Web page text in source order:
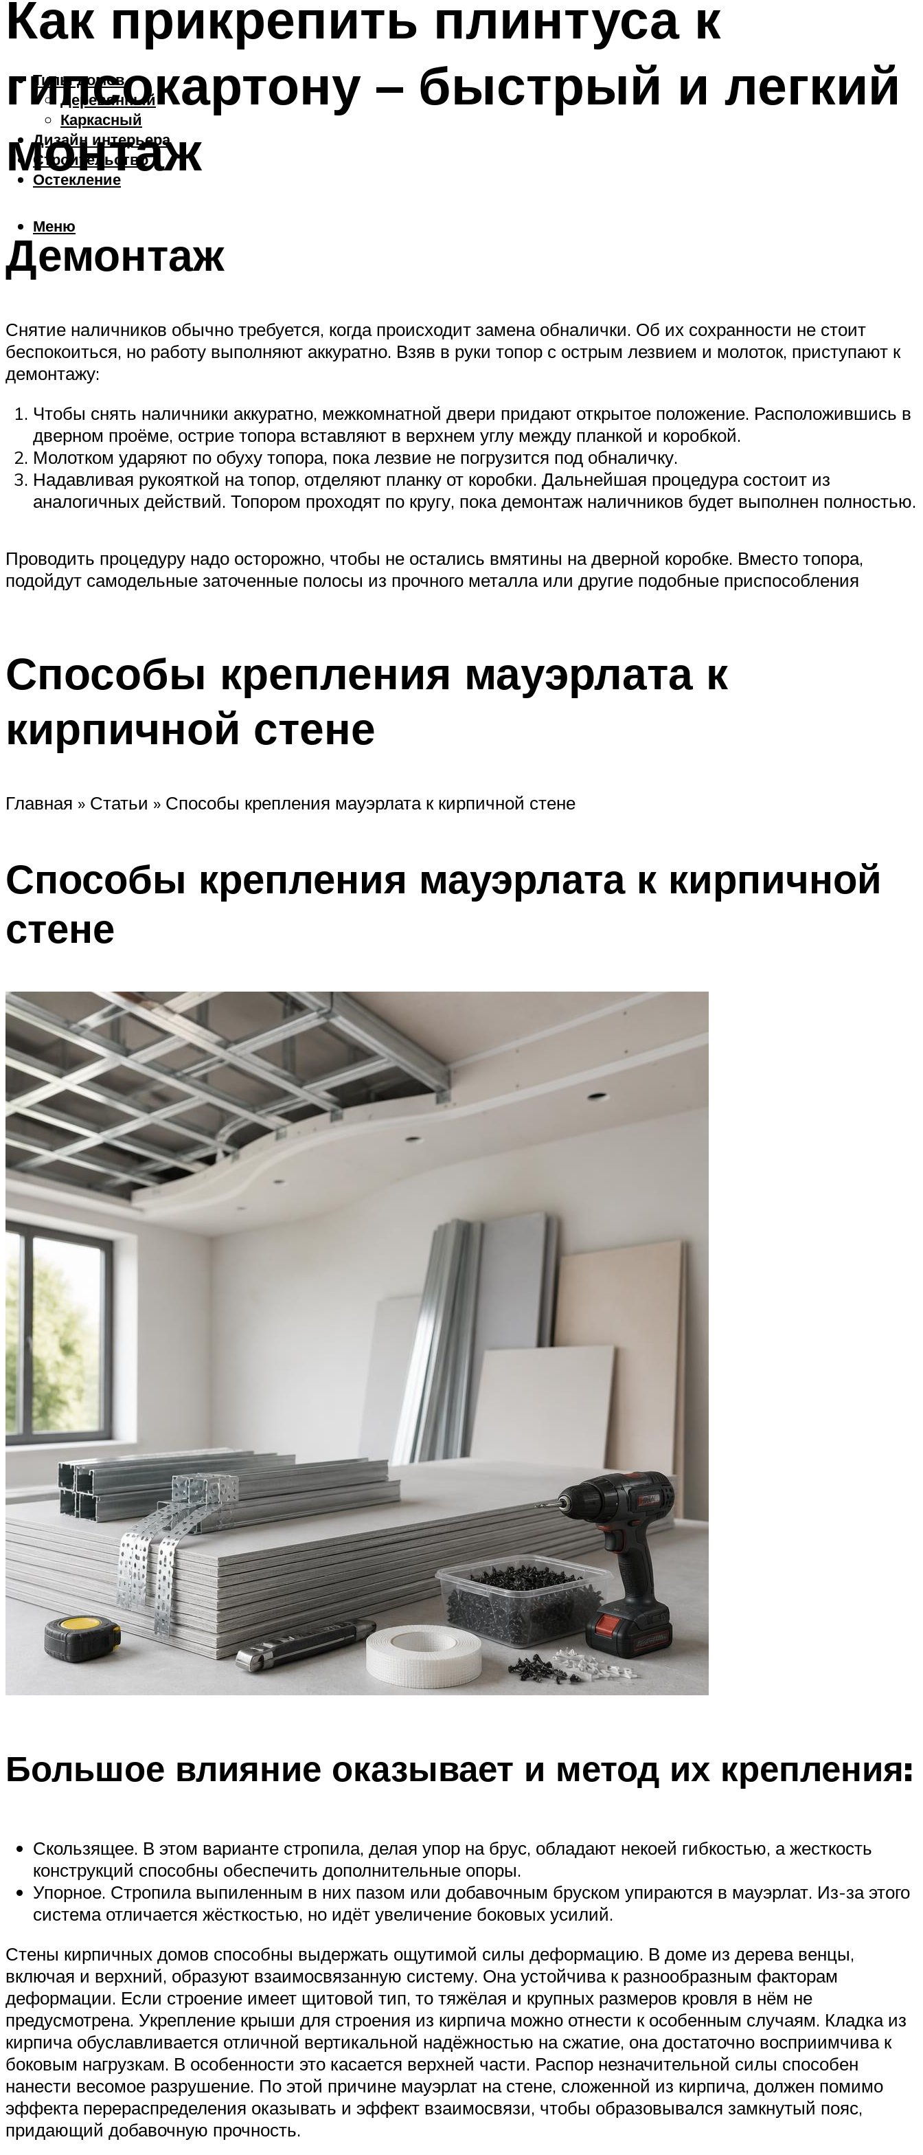
Типы домов
Деревянный
Каркасный
Дизайн интерьера
Строительство
Остекление
Меню
Как прикрепить плинтуса к
гипсокартону – быстрый и легкий
монтаж
Демонтаж
Снятие наличников обычно требуется, когда происходит замена обналички. Об их сохранности не стоит
беспокоиться, но работу выполняют аккуратно. Взяв в руки топор с острым лезвием и молоток, приступают к
демонтажу:
Чтобы снять наличники аккуратно, межкомнатной двери придают открытое положение. Расположившись в
дверном проёме, острие топора вставляют в верхнем углу между планкой и коробкой.
Молотком ударяют по обуху топора, пока лезвие не погрузится под обналичку.
Надавливая рукояткой на топор, отделяют планку от коробки. Дальнейшая процедура состоит из
аналогичных действий. Топором проходят по кругу, пока демонтаж наличников будет выполнен полностью.
Проводить процедуру надо осторожно, чтобы не остались вмятины на дверной коробке. Вместо топора,
подойдут самодельные заточенные полосы из прочного металла или другие подобные приспособления
Способы крепления мауэрлата к
кирпичной стене
Главная » Статьи » Способы крепления мауэрлата к кирпичной стене
Способы крепления мауэрлата к кирпичной
стене
Большое влияние оказывает и метод их крепления:
Скользящее. В этом варианте стропила, делая упор на брус, обладают некоей гибкостью, а жесткость
конструкций способны обеспечить дополнительные опоры.
Упорное. Стропила выпиленным в них пазом или добавочным бруском упираются в мауэрлат. Из-за этого
система отличается жёсткостью, но идёт увеличение боковых усилий.
Стены кирпичных домов способны выдержать ощутимой силы деформацию. В доме из дерева венцы,
включая и верхний, образуют взаимосвязанную систему. Она устойчива к разнообразным факторам
деформации. Если строение имеет щитовой тип, то тяжёлая и крупных размеров кровля в нём не
предусмотрена. Укрепление крыши для строения из кирпича можно отнести к особенным случаям. Кладка из
кирпича обуславливается отличной вертикальной надёжностью на сжатие, она достаточно восприимчива к
боковым нагрузкам. В особенности это касается верхней части. Распор незначительной силы способен
нанести весомое разрушение. По этой причине мауэрлат на стене, сложенной из кирпича, должен помимо
эффекта перераспределения оказывать и эффект взаимосвязи, чтобы образовывался замкнутый пояс,
придающий добавочную прочность.